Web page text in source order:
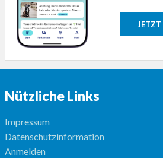
JETZT
Nützliche Links
Impressum
Datenschutzinformation
Anmelden